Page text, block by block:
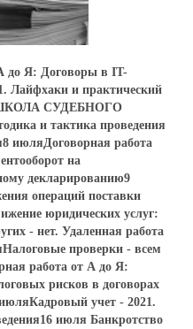
до Я: Договоры в IT-
Лайфхаки и практический
СУДЕБНОГО
и тактика проведения
июляДоговорная работа
на
декларированию9
операций поставки
юридических услуг:
- нет. Удаленная работа
проверки - всем
работа от А до Я:
рисков в договорах
учет - 2021.
июля Банкротство